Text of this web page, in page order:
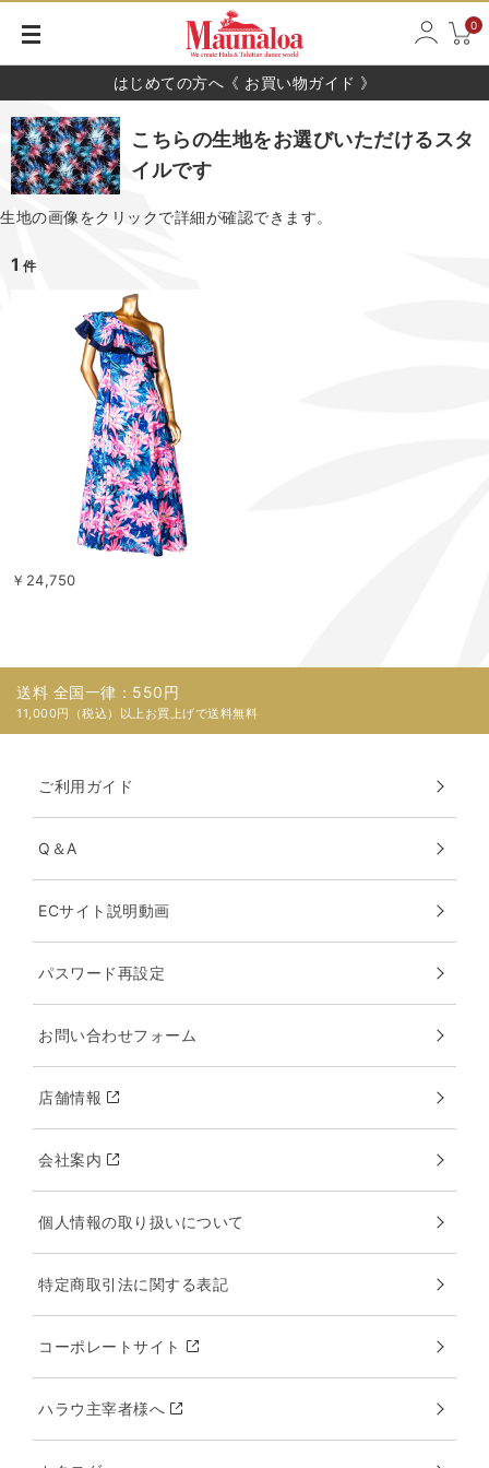
0
はじめての方へ《 お買い物ガイド 》
こちらの生地をお選びいただけるスタ
イルです
生地の画像をクリックで詳細が確認できます。
1 件
￥24,750
送料 全国一律：550円
11,000円（税込）以上お買上げで送料無料
ご利用ガイド
Q＆A
ECサイト説明動画
パスワード再設定
お問い合わせフォーム
店舗情報
会社案内
個人情報の取り扱いについて
特定商取引法に関する表記
コーポレートサイト
ハラウ主宰者様へ